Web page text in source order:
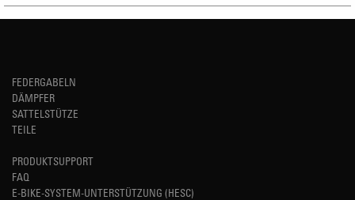
FEDERGABELN
DÄMPFER
SATTELSTÜTZE
TEILE
PRODUKTSUPPORT
FAQ
E-BIKE-SYSTEM-UNTERSTÜTZUNG (HESC)